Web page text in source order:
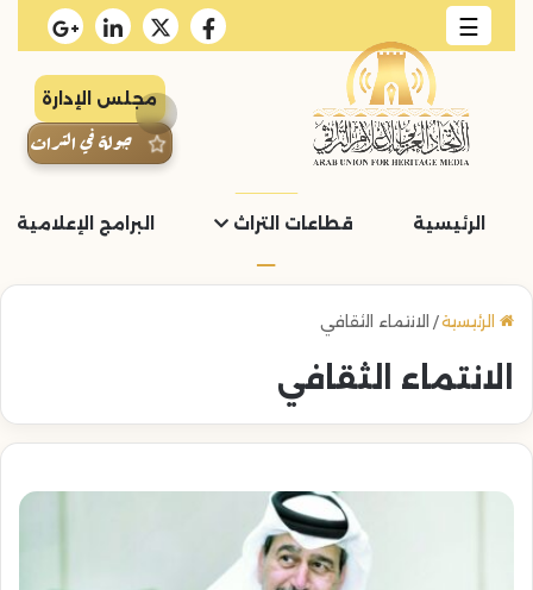
☰
مجلس الإدارة
جولة في التراث
الرئيسية قطاعات التراث البرامج الإعلامية
الرئيسية/ الانتماء الثقافي
الانتماء الثقافي